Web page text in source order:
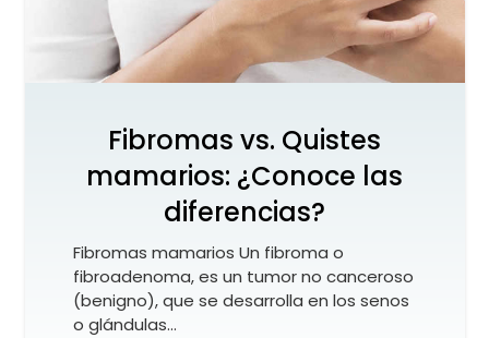
Fibromas vs. Quistes
mamarios: ¿Conoce las
diferencias?
Fibromas mamarios Un fibroma o
fibroadenoma, es un tumor no canceroso
(benigno), que se desarrolla en los senos
o glándulas…